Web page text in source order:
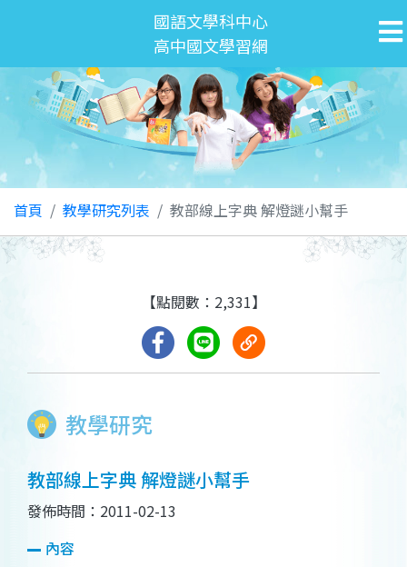
國語文學科中心
高中國文學習網
首頁 教學研究列表 教部線上字典 解燈謎小幫手
教學研究
【點閱數：2,331】
教部線上字典 解燈謎小幫手
發佈時間：2011-02-13
內容